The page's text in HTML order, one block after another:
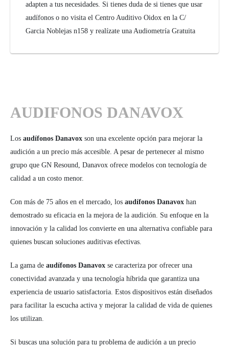
adapten a tus necesidades. Si tienes duda de si tienes que usar
audífonos o no visita el Centro Auditivo Oidox en la C/
Garcia Noblejas n158 y realízate una Audiometría Gratuita
AUDIFONOS DANAVOX
Los audífonos Danavox son una excelente opción para mejorar la
audición a un precio más accesible. A pesar de pertenecer al mismo
grupo que GN Resound, Danavox ofrece modelos con tecnología de
calidad a un costo menor.
Con más de 75 años en el mercado, los audífonos Danavox han
demostrado su eficacia en la mejora de la audición. Su enfoque en la
innovación y la calidad los convierte en una alternativa confiable para
quienes buscan soluciones auditivas efectivas.
La gama de audífonos Danavox se caracteriza por ofrecer una
conectividad avanzada y una tecnología híbrida que garantiza una
experiencia de usuario satisfactoria. Estos dispositivos están diseñados
para facilitar la escucha activa y mejorar la calidad de vida de quienes
los utilizan.
Si buscas una solución para tu problema de audición a un precio